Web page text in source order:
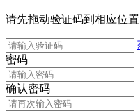
请先拖动验证码到相应位置
密码
确认密码